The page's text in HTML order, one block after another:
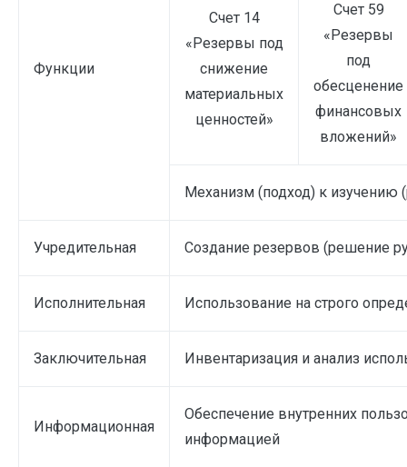
Функции
Счет 14
«Резервы под
снижение
материальных
ценностей»
Счет 59
«Резервы
под
обесценение
финансовых
вложений»
Механизм (подход) к изучению
Учредительная Создание резервов (решение
Исполнительная Использование на строго
Заключительная Инвентаризация и анализ
Информационная
Обеспечение внутренних
информацией